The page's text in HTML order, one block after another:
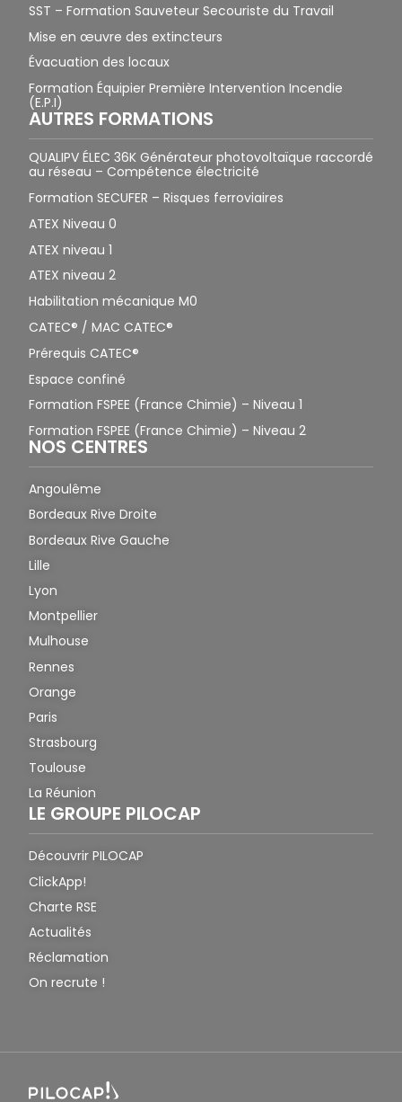
SST – Formation Sauveteur Secouriste du Travail
Mise en œuvre des extincteurs
Évacuation des locaux
Formation Équipier Première Intervention Incendie
(E.P.I)
AUTRES FORMATIONS
QUALIPV ÉLEC 36K Générateur photovoltaïque raccordé
au réseau – Compétence électricité
Formation SECUFER – Risques ferroviaires
ATEX Niveau 0
ATEX niveau 1
ATEX niveau 2
Habilitation mécanique M0
CATEC® / MAC CATEC®
Prérequis CATEC®
Espace confiné
Formation FSPEE (France Chimie) – Niveau 1
Formation FSPEE (France Chimie) – Niveau 2
NOS CENTRES
Angoulême
Bordeaux Rive Droite
Bordeaux Rive Gauche
Lille
Lyon
Montpellier
Mulhouse
Rennes
Orange
Paris
Strasbourg
Toulouse
La Réunion
LE GROUPE PILOCAP
Découvrir PILOCAP
ClickApp!
Charte RSE
Actualités
Réclamation
On recrute !